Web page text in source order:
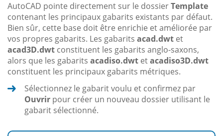
AutoCAD pointe directement sur le dossierTemplate
contenant les principaux gabarits existants par défaut.
Bien sûr, cette base doit être enrichie et améliorée par
vos propres gabarits. Les gabarits acad.dwt et
acad3D.dwt constituent les gabarits anglo-saxons,
alors que les gabarits acadiso.dwt etacadiso3D.dwt
constituent les principaux gabarits métriques.
Sélectionnez le gabarit voulu et confirmez par
Ouvrir pour créer un nouveau dossier utilisant le
gabarit sélectionné.